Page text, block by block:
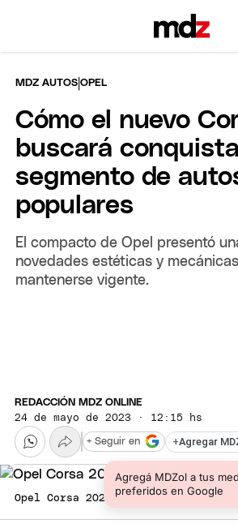
MDZ AUTOS |OPEL
Cómo el nuevo
buscará
segmento de
populares
El compacto de Opel presentó
novedades estéticas y
mantenerse vigente.
REDACCIÓN MDZ ONLINE
24 de mayo de 2023 · 12:15 hs
+Agregar
Agregá MDZol a tus
preferidos en Google
+ Seguir en
Opel Corsa 2024